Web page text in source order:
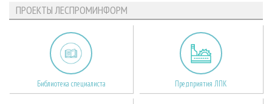
ПРОЕКТЫ ЛЕСПРОМИНФОРМ
Библиотека специалиста Предприятия ЛПК